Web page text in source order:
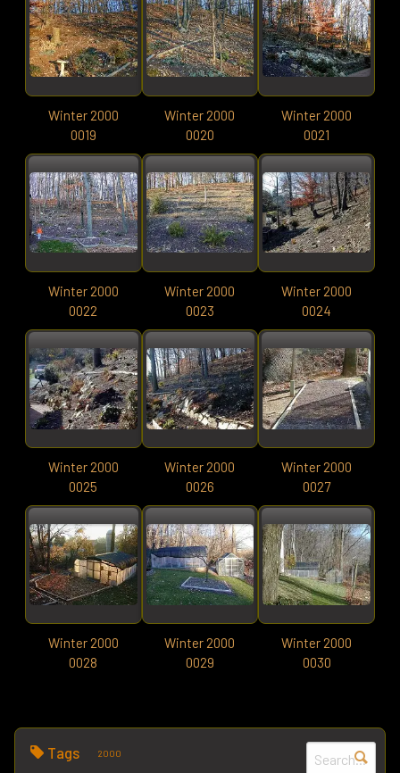
Winter 2000
0019
Winter 2000
0020
Winter 2000
0021
Winter 2000
0022
Winter 2000
0023
Winter 2000
0024
Winter 2000
0025
Winter 2000
0026
Winter 2000
0027
Winter 2000
0028
Winter 2000
0029
Winter 2000
0030
Tags 2000